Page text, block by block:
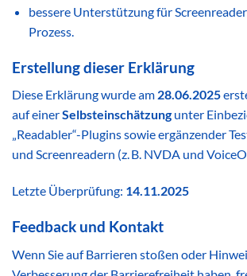
bessere Unterstützung für
Prozess.
Erstellung dieser Erklärung
Diese Erklärung wurde am 28.06.2025
auf einerSelbsteinschätzungunter
„Readabler“-Plugins sowie ergänzender
und Screenreadern (z. B. NVDA und
Letzte Überprüfung: 14.11.2025
Feedback und Kontakt
Wenn Sie auf Barrieren stoßen oder